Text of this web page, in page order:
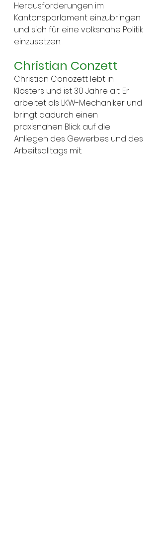
Herausforderungen im
Kantonsparlament einzubringen
und sich für eine volksnahe Politik
einzusetzen.
Christian Conzett
Christian Conozett lebt in
Klosters und ist 30 Jahre alt. Er
arbeitet als LKW-Mechaniker und
bringt dadurch einen
praxisnahen Blick auf die
Anliegen des Gewerbes und des
Arbeitsalltags mit.